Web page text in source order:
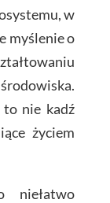
w
myślenie o
to nie kadź
życiem
niełatwo